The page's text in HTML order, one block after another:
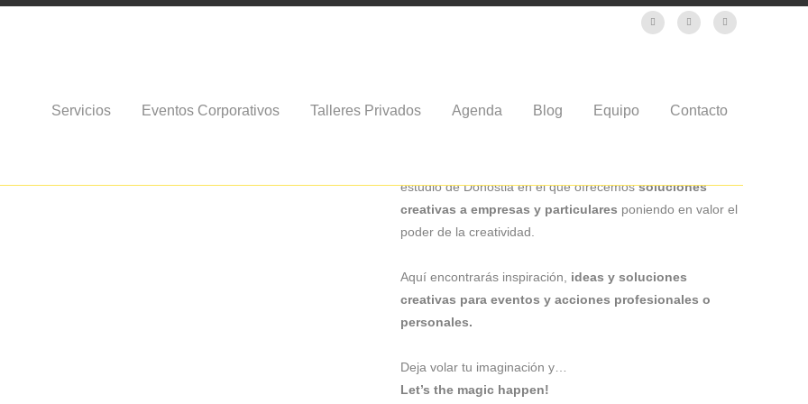
Servicios Eventos Corporativos Talleres Privados Agenda Blog Equipo Contacto
estudio de Donostia en el que ofrecemossoluciones
creativas a empresas y particulares poniendo en valor el
poder de la creatividad.
Aquí encontrarás inspiración,
ideas y soluciones
creativas para eventos y acciones profesionales o
personales.
Deja volar tu imaginación y…
Let’s the magic happen!